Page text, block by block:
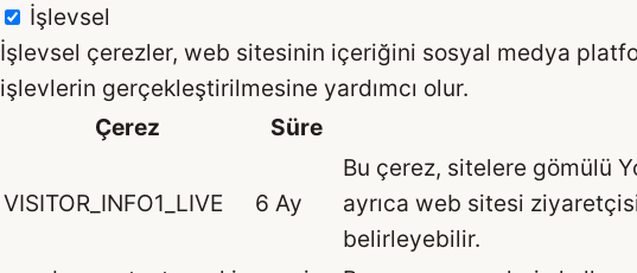
İşlevsel
İşlevsel çerezler, web sitesinin içeriğini sosyal medya
işlevlerin gerçekleştirilmesine yardımcı olur.
Çerez
Süre
VISITOR_INFO1_LIVE 6 Ay
Bu çerez, sitelere gömülü
ayrıca web sitesi
belirleyebilir.